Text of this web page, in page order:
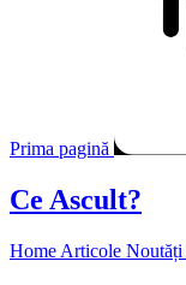
Prima pagină
Ce Ascult?
Home Articole Noutăți